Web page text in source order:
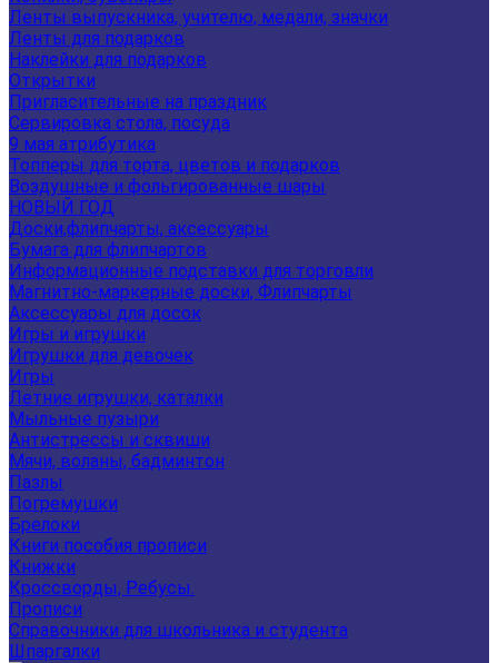
Ленты выпускника, учителю, медали, значки
Ленты для подарков
Наклейки для подарков
Открытки
Пригласительные на праздник
Сервировка стола, посуда
9 мая атрибутика
Топперы для торта, цветов и подарков
Воздушные и фольгированные шары
НОВЫЙ ГОД
Доски,флипчарты, аксессуары
Бумага для флипчартов
Информационные подставки для торговли
Магнитно-маркерные доски, Флипчарты
Аксессуары для досок
Игры и игрушки
Игрушки для девочек
Игры
Летние игрушки, каталки
Мыльные пузыри
Антистрессы и сквиши
Мячи, воланы, бадминтон
Пазлы
Погремушки
Брелоки
Книги пособия прописи
Книжки
Кроссворды, Ребусы.
Прописи
Справочники для школьника и студента
Шпаргалки